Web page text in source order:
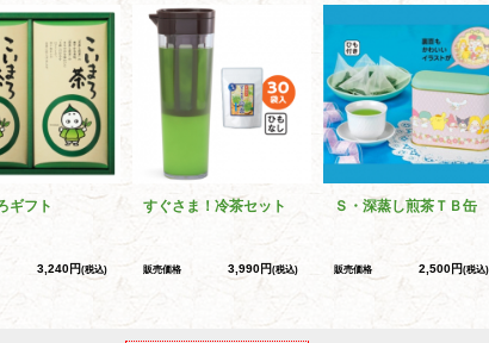
ギフト
3,240円(税込)
すぐさま！冷茶セット
販売価格 3,990円(税込)
Ｓ・深蒸し煎茶ＴＢ缶
販売価格 2,500円(税込)